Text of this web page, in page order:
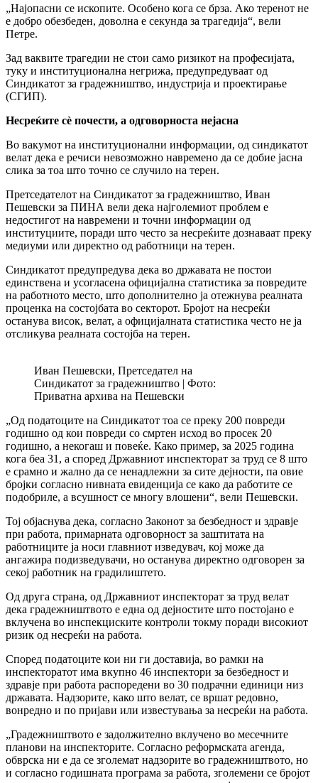
„Најопасни се ископите. Особено кога се брза. Ако теренот не
е добро обезбеден, доволна е секунда за трагедија“, вели
Петре.
Зад ваквите трагедии не стои само ризикот на професијата,
туку и институционална негрижа, предупредуваат од
Синдикатот за градежништво, индустрија и проектирање
(СГИП).
Несреќите сè почести, а одговорноста нејасна
Во вакумот на институционални информации, од синдикатот
велат дека е речиси невозможно навремено да се добие јасна
слика за тоа што точно се случило на терен.
Претседателот на Синдикатот за градежништво, Иван
Пешевски за ПИНА вели дека најголемиот проблем е
недостигот на навремени и точни информации од
институциите, поради што често за несреќите дознаваат преку
медиуми или директно од работници на терен.
Синдикатот предупредува дека во државата не постои
единствена и усогласена официјална статистика за повредите
на работното место, што дополнително ја отежнува реалната
проценка на состојбата во секторот. Бројот на несреќи
останува висок, велат, а официјалната статистика често не ја
отсликува реалната состојба на терен.
Иван Пешевски, Претседател на
Синдикатот за градежништво | Фото:
Приватна архива на Пешевски
„Од податоците на Синдикатот тоа се преку 200 повреди
годишно од кои повреди со смртен исход во просек 20
годишно, а некогаш и повеќе. Како пример, за 2025 година
кога беа 31, а според Државниот инспекторат за труд се 8 што
е срамно и жално да се ненадлежни за сите дејности, па овие
бројки согласно нивната евиденција се како да работите се
подобриле, а всушност се многу влошени“, вели Пешевски.
Тој објаснува дека, согласно Законот за безбедност и здравје
при работа, примарната одговорност за заштитата на
работниците ја носи главниот изведувач, кој може да
ангажира подизведувачи, но останува директно одговорен за
секој работник на градилиштето.
Од друга страна, од Државниот инспекторат за труд велат
дека градежништвото е една од дејностите што постојано е
вклучена во инспекциските контроли токму поради високиот
ризик од несреќи на работа.
Според податоците кои ни ги доставија, во рамки на
инспекторатот има вкупно 46 инспектори за безбедност и
здравје при работа распоредени во 30 подрачни единици низ
државата. Надзорите, како што велат, се вршат редовно,
вонредно и по пријави или известувања за несреќи на работа.
„Градежништвото е задолжително вклучено во месечните
планови на инспекторите. Согласно реформската агенда,
обврска ни е да се зголемат надзорите во градежништвото, но
и согласно годишната програма за работа, зголемени се бројот